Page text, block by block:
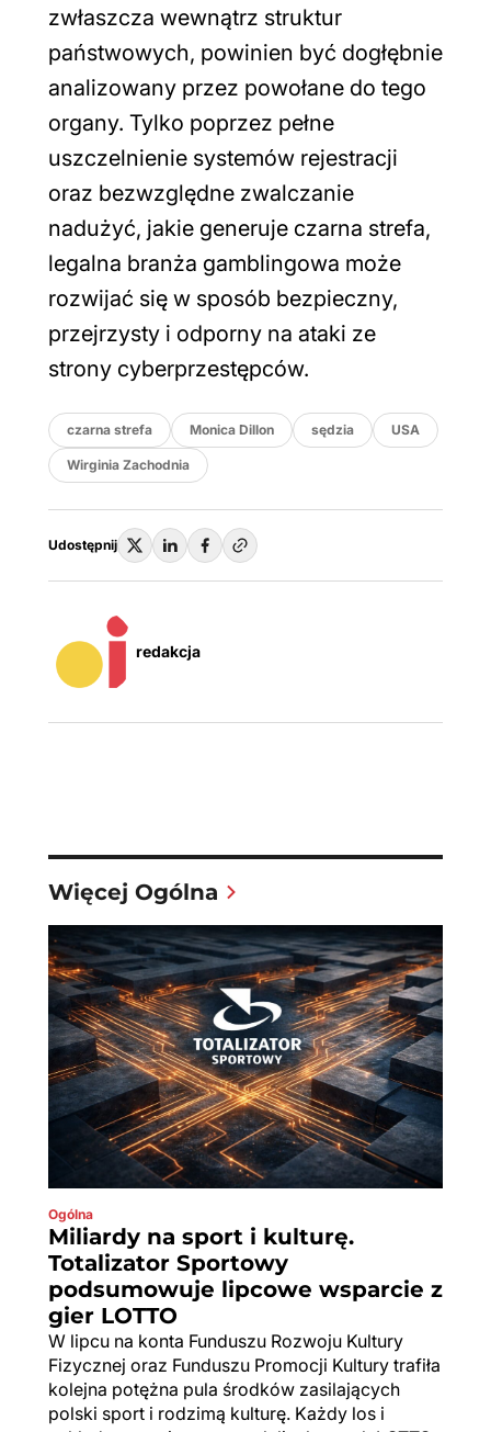
zwłaszcza wewnątrz struktur
państwowych, powinien być dogłębnie
analizowany przez powołane do tego
organy. Tylko poprzez pełne
uszczelnienie systemów rejestracji
oraz bezwzględne zwalczanie
nadużyć, jakie generuje czarna strefa,
legalna branża gamblingowa może
rozwijać się w sposób bezpieczny,
przejrzysty i odporny na ataki ze
strony cyberprzestępców.
czarna strefa Monica Dillon sędzia USA
Wirginia Zachodnia
Udostępnij
redakcja
Więcej Ogólna
Ogólna
Miliardy na sport i kulturę.
Totalizator Sportowy
podsumowuje lipcowe wsparcie z
gier LOTTO
W lipcu na konta Funduszu Rozwoju Kultury
Fizycznej oraz Funduszu Promocji Kultury trafiła
kolejna potężna pula środków zasilających
polski sport i rodzimą kulturę. Każdy los i